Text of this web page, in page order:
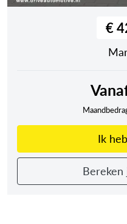
€
Ik
Bereken